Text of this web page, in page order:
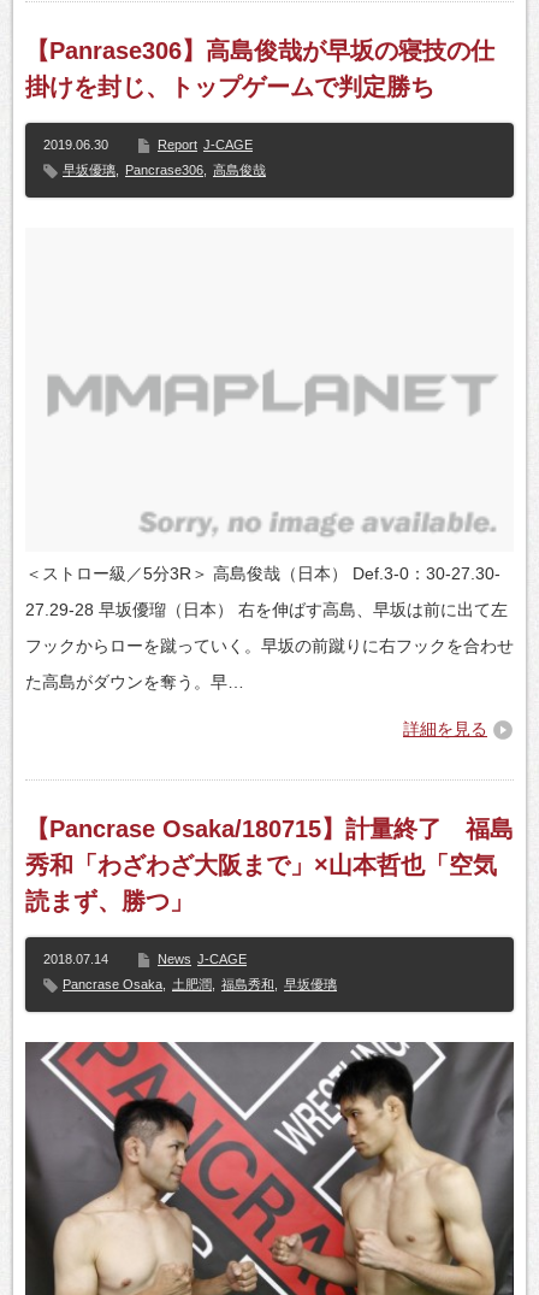
【Panrase306】高島俊哉が早坂の寝技の仕
掛けを封じ、トップゲームで判定勝ち
2019.06.30 Report J-CAGE
早坂優璃
Pancrase306 高島俊哉
＜ストロー級／5分3R＞ 高島俊哉（日本） Def.3-0：30-27.30-
27.29-28 早坂優瑠（日本） 右を伸ばす高島、早坂は前に出て左
フックからローを蹴っていく。早坂の前蹴りに右フックを合わせ
た高島がダウンを奪う。早…
詳細を見る
【Pancrase Osaka/180715】計量終了 福島
秀和「わざわざ大阪まで」×山本哲也「空気
読まず、勝つ」
2018.07.14 News J-CAGE
Pancrase Osaka
土肥潤 福島秀和 早坂優璃